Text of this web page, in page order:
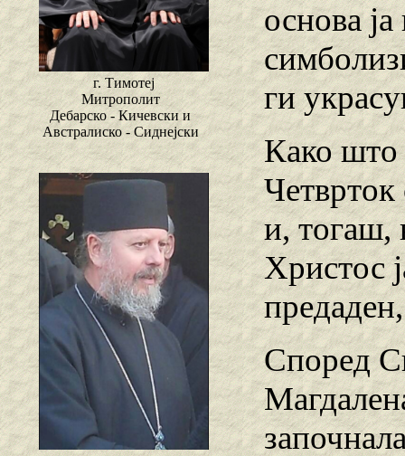
г. Тимотеј
Митрополит
Дебарско - Кичевски и
Австралиско - Сиднејски
основа
ги
Како што
Четврток
и, тогаш,
Христос
Според